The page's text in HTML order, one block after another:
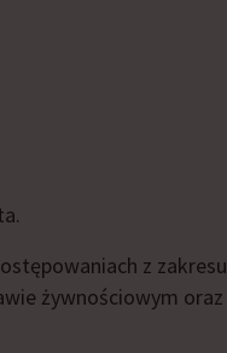
z zakresu
żywnościowym oraz